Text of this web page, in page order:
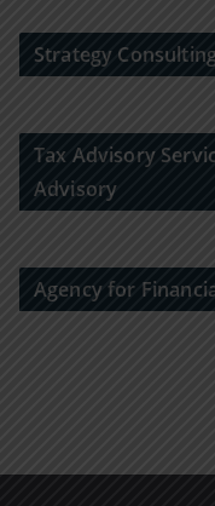
Strategy
Tax Advisory
Advisory
Agency for